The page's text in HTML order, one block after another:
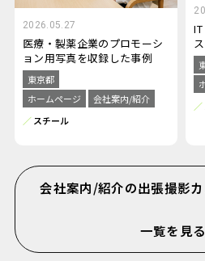
2026.05.27
医療・製薬企業のプロモーシ
ョン用写真を収録した事例
東京都
ホームページ
会社案内/紹介
スチール
会社案内/紹介の出張撮影
一覧を見